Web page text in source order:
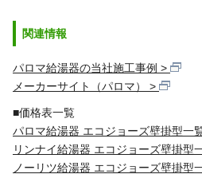
関連情報
パロマ給湯器の当社施工事例
メーカーサイト（パロマ）
■価格表一覧
パロマ給湯器 エコジョーズ壁掛型一
リンナイ給湯器 エコジョーズ壁掛型
ノーリツ給湯器 エコジョーズ壁掛型